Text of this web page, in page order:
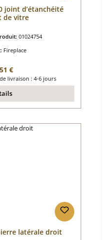
joint d’étanchéité
de vitre
01024754
Fireplace
régulier :
€
livraison : 4-6 jours
latérale droit